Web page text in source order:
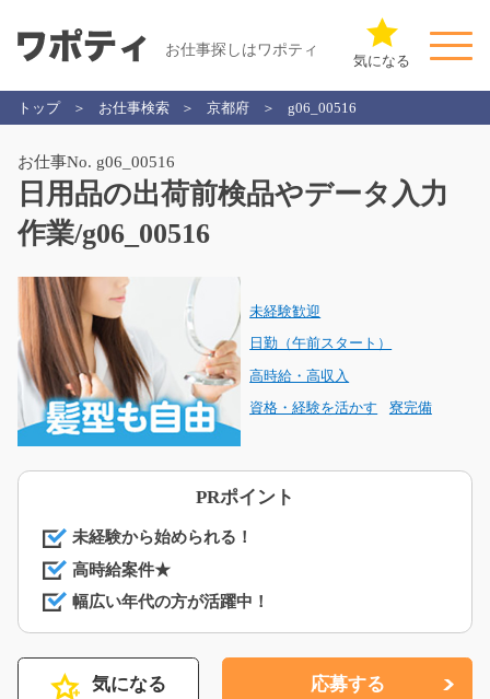
お仕事探しはワポティ
気になる
トップ お仕事検索 京都府 g06_00516
お仕事No. g06_00516
日用品の出荷前検品やデータ入力
作業/g06_00516
未経験歓迎
日勤（午前スタート）
高時給・高収入
資格・経験を活かす 寮完備
PRポイント
未経験から始められる！
高時給案件★
幅広い年代の方が活躍中！
気になる 応募する